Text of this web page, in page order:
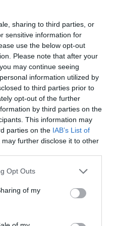
sharing to third parties, or
sensitive information for
use the below opt-out
Please note that after your
may continue seeing
information utilized by
to third parties prior to
opt-out of the further
by third parties on the
This information may
parties on the IAB’s List of
may further disclose it to other
uses one or more Google
behaviour. You may click to
and its third-party tags to
purposes in below Google
Opt Outs
of my
Roland.
értékmegőrzési eszköz: a
azonosított hibák kijavítása
épít a befektetők felé.
csak akkor kezd
amikor a vevő már
Ilyenkor a hiányos társasági
pontatlan taggyűlési határozatok,
munkaszerződések már
hanem tranzakciós
gyengítheti az eladó
Roland.